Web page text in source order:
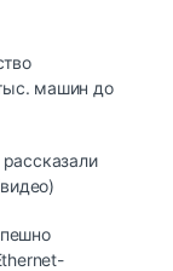
машин до